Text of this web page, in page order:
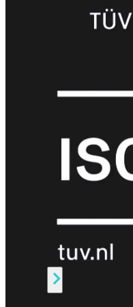
as
Bundels
as
Endpoint
Beveiliging